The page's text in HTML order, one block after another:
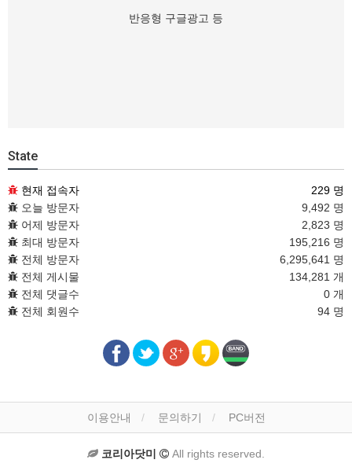
반응형 구글광고 등
State
현재 접속자
229 명
오늘 방문자
9,492 명
어제 방문자
2,823 명
최대 방문자
195,216 명
전체 방문자
6,295,641 명
전체 게시물
134,281 개
전체 댓글수
0 개
전체 회원수
94 명
이용안내 문의하기 PC버전
코리아닷미 All rights reserved.